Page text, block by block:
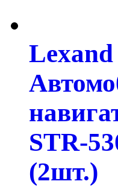
Lexand
STR-
(2шт.)